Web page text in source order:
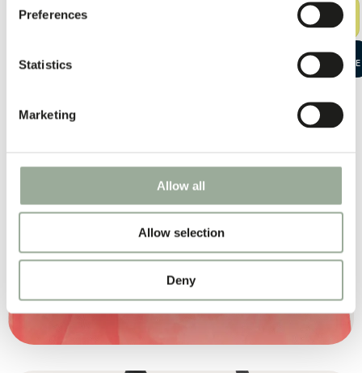
Preferences
Statistics
Marketing
Allow all
Allow selection
Deny
KIT DI
CAMPIONI
GRATUITO
AVVIA UNA
CONVERSAZIONE